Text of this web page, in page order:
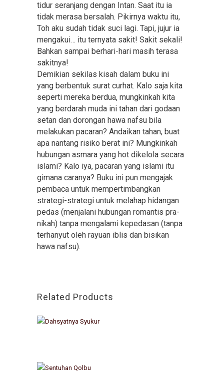
tidur seranjang dengan Intan. Saat itu ia
tidak merasa bersalah. Pikirnya waktu itu,
Toh aku sudah tidak suci lagi. Tapi, jujur ia
mengakui… itu ternyata sakit! Sakit sekali!
Bahkan sampai berhari-hari masih terasa
sakitnya!
Demikian sekilas kisah dalam buku ini
yang berbentuk surat curhat. Kalo saja kita
seperti mereka berdua, mungkinkah kita
yang berdarah muda ini tahan dari godaan
setan dan dorongan hawa nafsu bila
melakukan pacaran? Andaikan tahan, buat
apa nantang risiko berat ini? Mungkinkah
hubungan asmara yang hot dikelola secara
islami? Kalo iya, pacaran yang islami itu
gimana caranya? Buku ini pun mengajak
pembaca untuk mempertimbangkan
strategi-strategi untuk melahap hidangan
pedas (menjalani hubungan romantis pra-
nikah) tanpa mengalami kepedasan (tanpa
terhanyut oleh rayuan iblis dan bisikan
hawa nafsu).
Related Products